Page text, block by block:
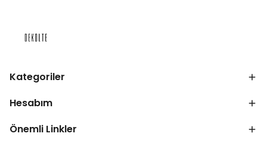
Kategoriler
Hesabım
Önemli Linkler